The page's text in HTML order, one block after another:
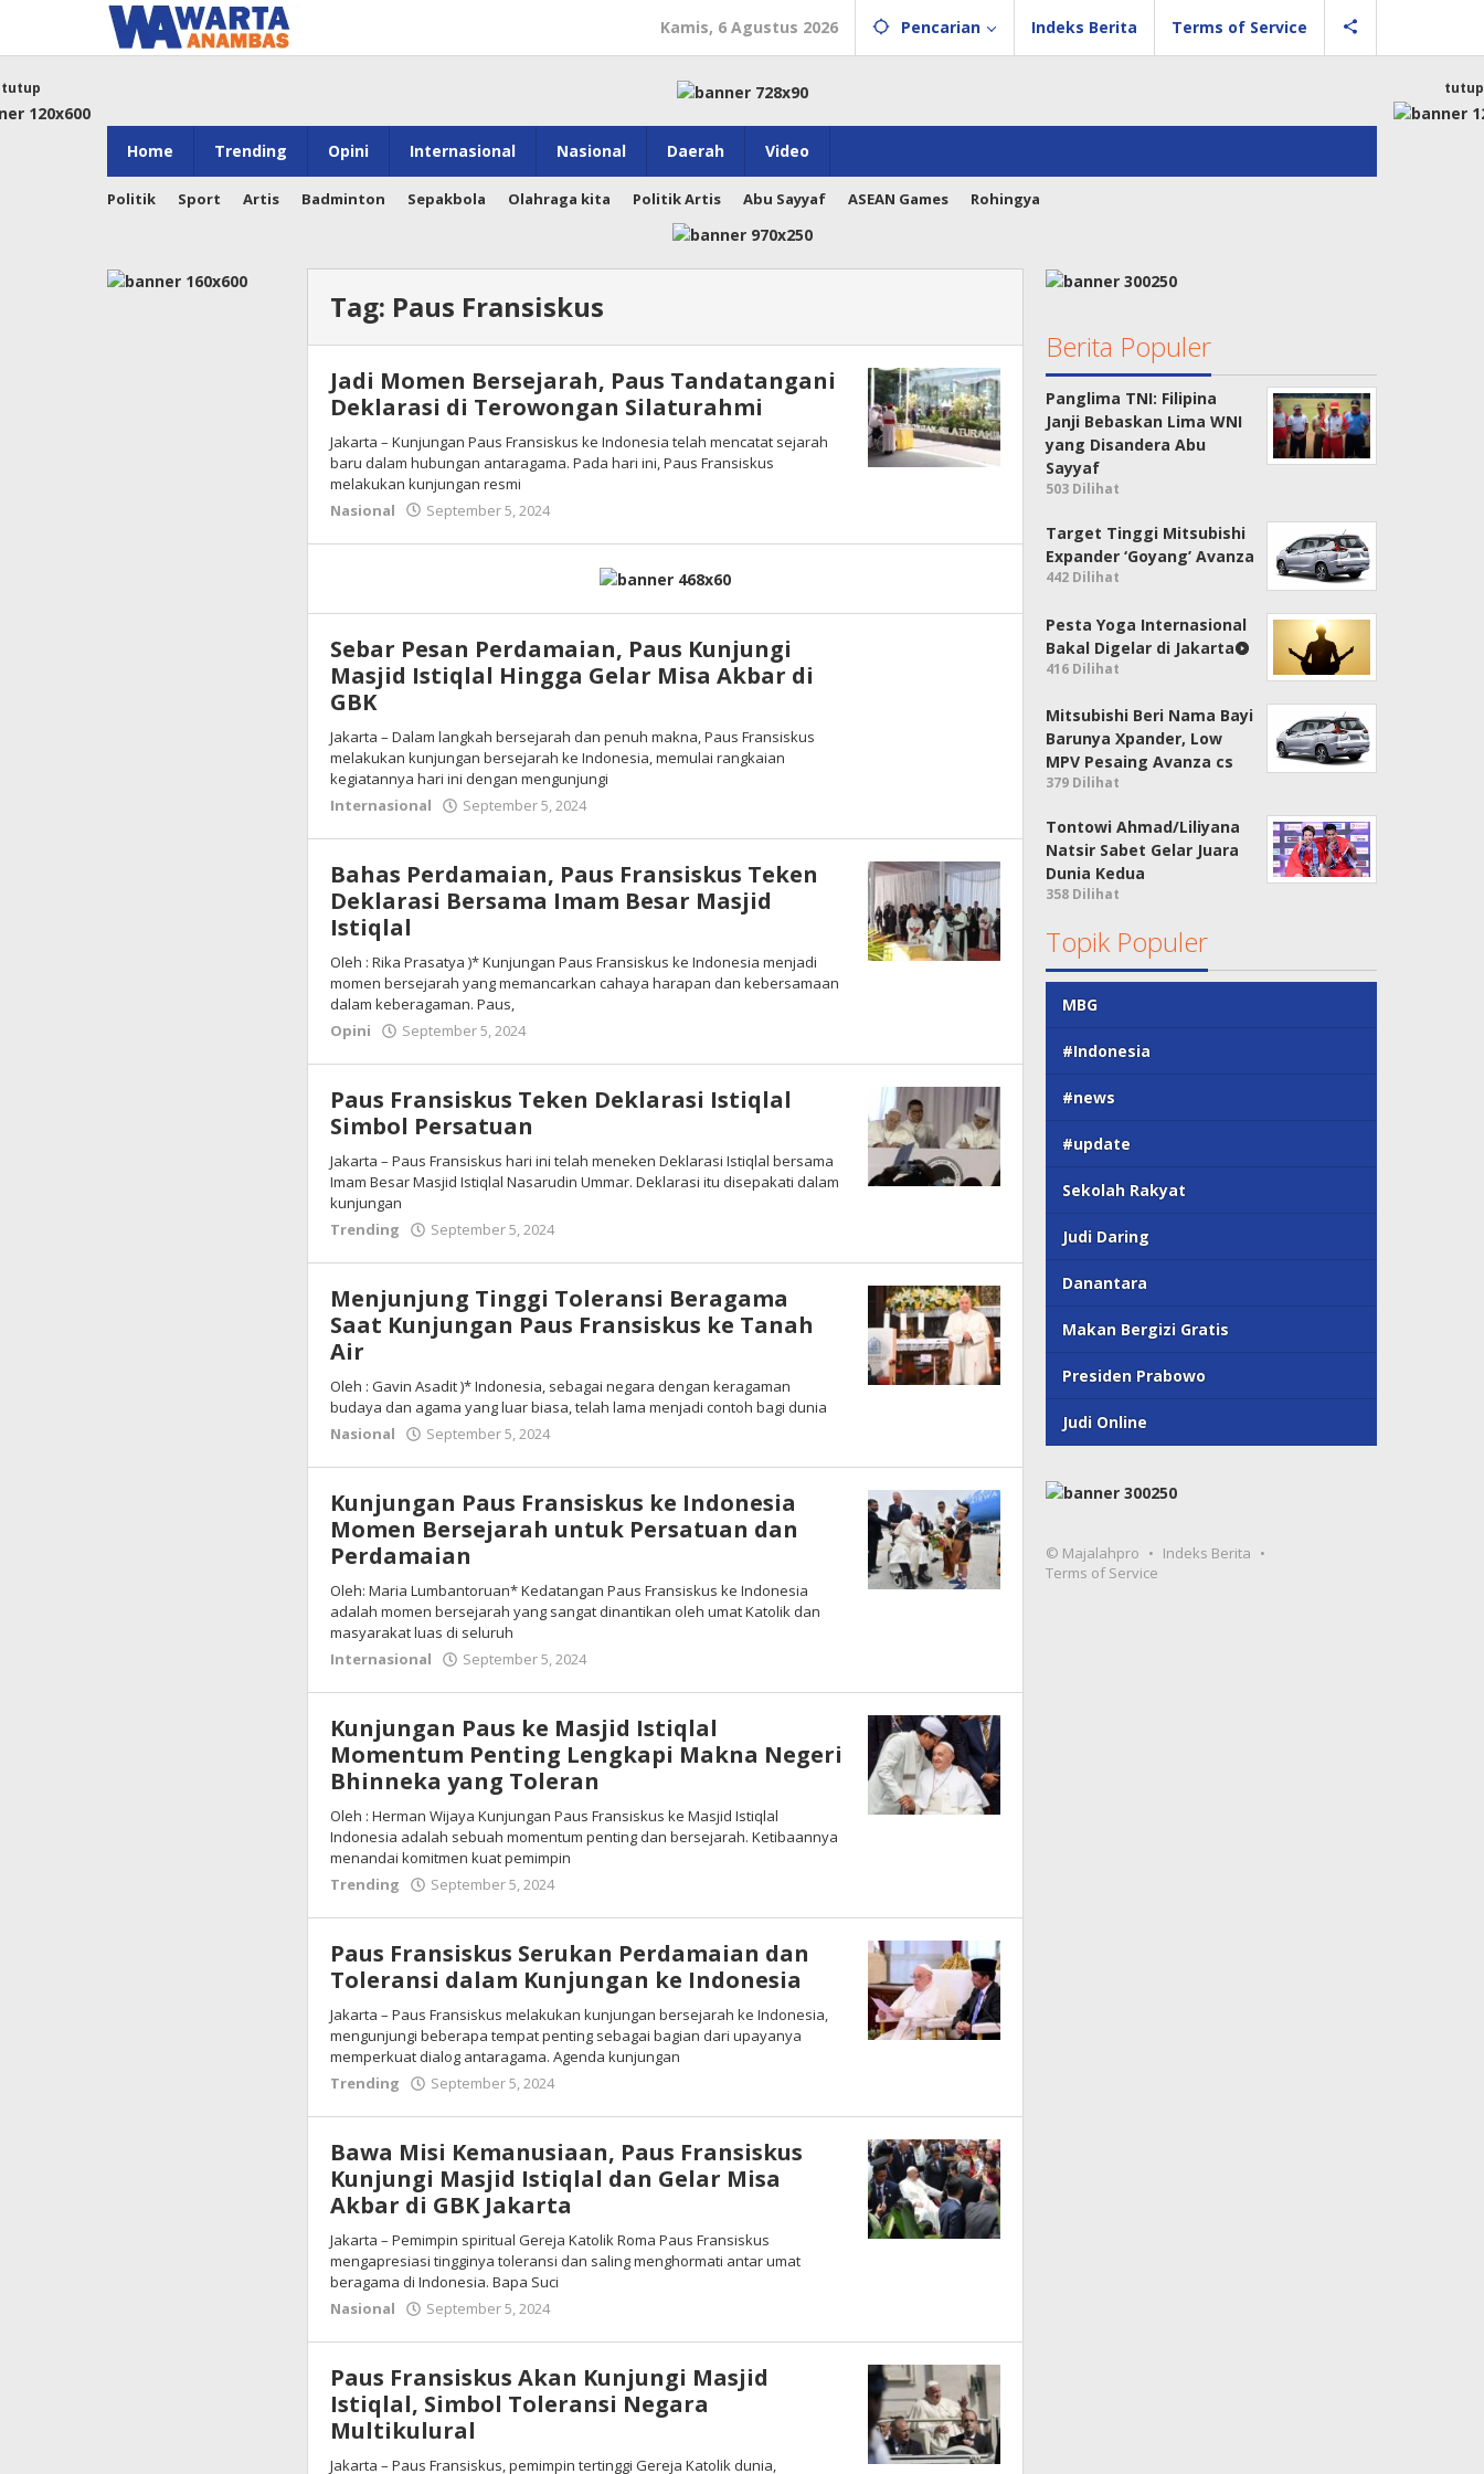
konten
Kamis, 6 Agustus 2026 Pencarian Indeks Berita Terms of Service
Home Trending Opini Internasional Nasional Daerah Video
Politik Sport Artis Badminton Sepakbola Olahraga kita Politik Artis Abu Sayyaf ASEAN Games Rohingya
tutup tutup
Tag: Paus Fransiskus
Jadi Momen Bersejarah, Paus Tandatangani
Deklarasi di Terowongan Silaturahmi
Jakarta – Kunjungan Paus Fransiskus ke Indonesia telah mencatat sejarah
baru dalam hubungan antaragama. Pada hari ini, Paus Fransiskus
melakukan kunjungan resmi
Nasional
September 5, 2024
Anambas
Sebar Pesan Perdamaian, Paus Kunjungi
Masjid Istiqlal Hingga Gelar Misa Akbar di
GBK
Jakarta – Dalam langkah bersejarah dan penuh makna, Paus Fransiskus
melakukan kunjungan bersejarah ke Indonesia, memulai rangkaian
kegiatannya hari ini dengan mengunjungi
Internasional
September 5, 2024
Anambas
Bahas Perdamaian, Paus Fransiskus Teken
Deklarasi Bersama Imam Besar Masjid
Istiqlal
Oleh : Rika Prasatya )* Kunjungan Paus Fransiskus ke Indonesia menjadi
momen bersejarah yang memancarkan cahaya harapan dan kebersamaan
dalam keberagaman. Paus,
Opini
September 5, 2024
Anambas
Paus Fransiskus Teken Deklarasi Istiqlal
Simbol Persatuan
Jakarta – Paus Fransiskus hari ini telah meneken Deklarasi Istiqlal bersama
Imam Besar Masjid Istiqlal Nasarudin Ummar. Deklarasi itu disepakati dalam
kunjungan
Trending
September 5, 2024
Anambas
Menjunjung Tinggi Toleransi Beragama
Saat Kunjungan Paus Fransiskus ke Tanah
Air
Oleh : Gavin Asadit )* Indonesia, sebagai negara dengan keragaman
budaya dan agama yang luar biasa, telah lama menjadi contoh bagi dunia
Nasional
September 5, 2024
Anambas
Kunjungan Paus Fransiskus ke Indonesia
Momen Bersejarah untuk Persatuan dan
Perdamaian
Oleh: Maria Lumbantoruan* Kedatangan Paus Fransiskus ke Indonesia
adalah momen bersejarah yang sangat dinantikan oleh umat Katolik dan
masyarakat luas di seluruh
Internasional
September 5, 2024
Anambas
Kunjungan Paus ke Masjid Istiqlal
Momentum Penting Lengkapi Makna Negeri
Bhinneka yang Toleran
Oleh : Herman Wijaya Kunjungan Paus Fransiskus ke Masjid Istiqlal
Indonesia adalah sebuah momentum penting dan bersejarah. Ketibaannya
menandai komitmen kuat pemimpin
Trending
September 5, 2024
Anambas
Paus Fransiskus Serukan Perdamaian dan
Toleransi dalam Kunjungan ke Indonesia
Jakarta – Paus Fransiskus melakukan kunjungan bersejarah ke Indonesia,
mengunjungi beberapa tempat penting sebagai bagian dari upayanya
memperkuat dialog antaragama. Agenda kunjungan
Trending
September 5, 2024
Anambas
Bawa Misi Kemanusiaan, Paus Fransiskus
Kunjungi Masjid Istiqlal dan Gelar Misa
Akbar di GBK Jakarta
Jakarta – Pemimpin spiritual Gereja Katolik Roma Paus Fransiskus
mengapresiasi tingginya toleransi dan saling menghormati antar umat
beragama di Indonesia. Bapa Suci
Nasional
September 5, 2024
Anambas
Paus Fransiskus Akan Kunjungi Masjid
Istiqlal, Simbol Toleransi Negara
Multikulural
Jakarta – Paus Fransiskus, pemimpin tertinggi Gereja Katolik dunia,
Berita Populer
Panglima TNI: Filipina
Janji Bebaskan Lima WNI
yang Disandera Abu
Sayyaf
503 Dilihat
Target Tinggi Mitsubishi
Expander ‘Goyang’ Avanza
442 Dilihat
Pesta Yoga Internasional
Bakal Digelar di Jakarta
416 Dilihat
Mitsubishi Beri Nama Bayi
Barunya Xpander, Low
MPV Pesaing Avanza cs
379 Dilihat
Tontowi Ahmad/Liliyana
Natsir Sabet Gelar Juara
Dunia Kedua
358 Dilihat
Topik Populer
MBG
#Indonesia
#news
#update
Sekolah Rakyat
Judi Daring
Danantara
Makan Bergizi Gratis
Presiden Prabowo
Judi Online
© Majalahpro
Indeks Berita
Terms of Service